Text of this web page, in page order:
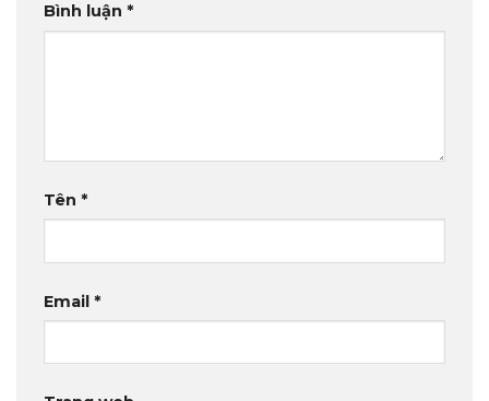
Bình luận *
Tên *
Email *